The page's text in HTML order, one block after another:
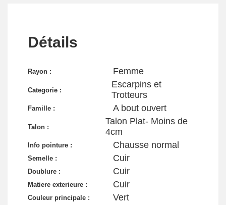
Détails
Rayon : Femme
Categorie :
Escarpins et
Trotteurs
Famille : A bout ouvert
Talon :
Talon Plat- Moins de
4cm
Info pointure : Chausse normal
Semelle : Cuir
Doublure : Cuir
Matiere exterieure : Cuir
Couleur principale : Vert